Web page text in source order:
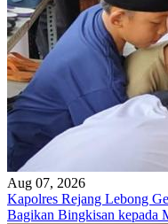
Aug 07, 2026
Kapolres Rejang Lebong
Bagikan Bingkisan kepada